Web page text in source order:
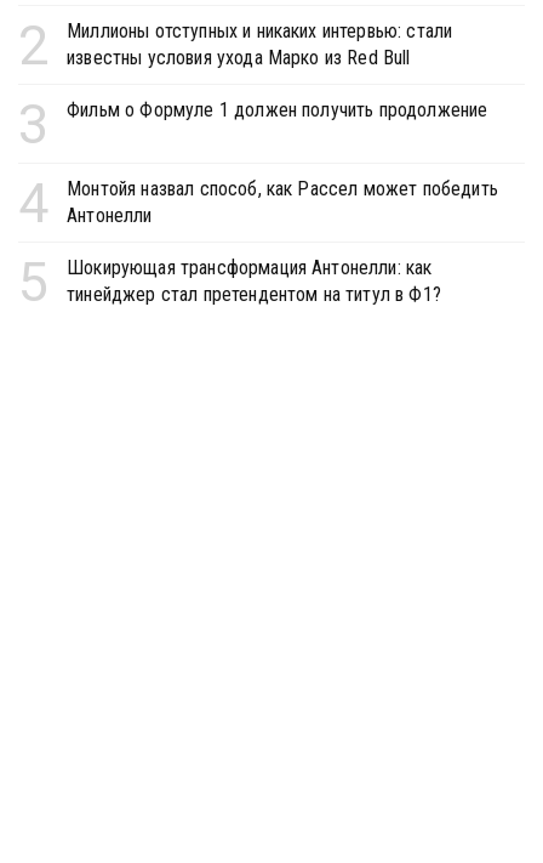
2
Миллионы отступных и никаких интервью: стали
известны условия ухода Марко из Red Bull
3 Фильм о Формуле 1 должен получить продолжение
4
Монтойя назвал способ, как Рассел может победить
Антонелли
5
Шокирующая трансформация Антонелли: как
тинейджер стал претендентом на титул в Ф1?